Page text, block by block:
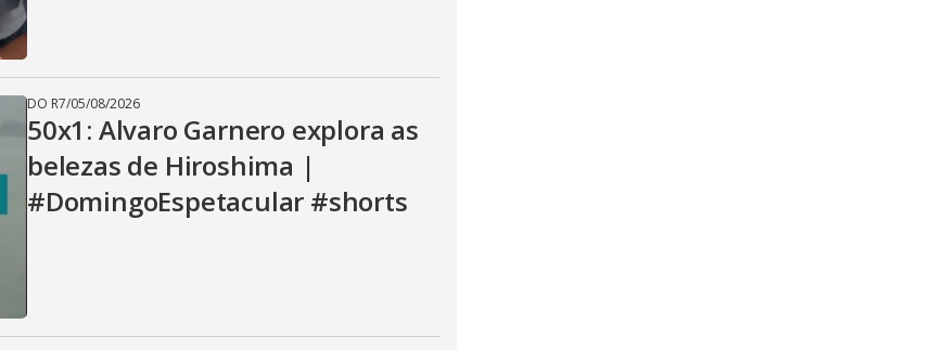
DO R7/05/08/2026
50x1: Alvaro Garnero explora as
belezas de Hiroshima |
#DomingoEspetacular #shorts